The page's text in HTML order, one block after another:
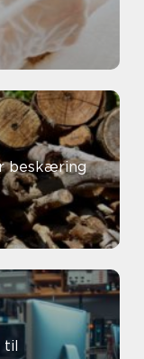
beskæring